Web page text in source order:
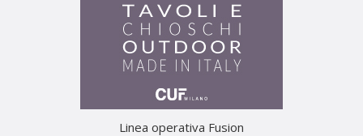
Linea operativa Fusion